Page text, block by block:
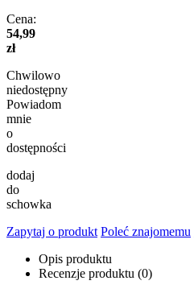
Cena:
54,99
zł
Chwilowo
niedostępny
Powiadom
mnie
o
dostępności
dodaj
do
schowka
Zapytaj o produkt Poleć znajomemu
Opis produktu
Recenzje produktu (0)